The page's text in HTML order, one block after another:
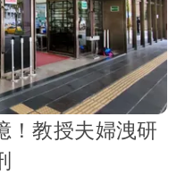
！教授夫婦洩研